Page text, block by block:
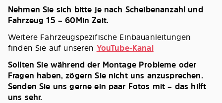
Nehmen Sie sich bitte je nach Scheibenanzahl und
Fahrzeug 15 – 60Min Zeit.
Weitere Fahrzeugspezifische Einbauanleitungen
finden Sie auf unseren YouTube-Kanal
Sollten Sie während der Montage Probleme oder
Fragen haben, zögern Sie nicht uns anzusprechen.
Senden Sie uns gerne ein paar Fotos mit – das hilft
uns sehr.